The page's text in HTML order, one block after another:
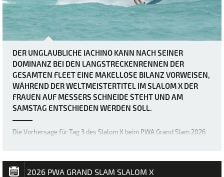
DER UNGLAUBLICHE IACHINO KANN NACH SEINER
DOMINANZ BEI DEN LANGSTRECKENRENNEN DER
GESAMTEN FLEET EINE MAKELLOSE BILANZ VORWEISEN,
WÄHREND DER WELTMEISTERTITEL IM SLALOM X DER
FRAUEN AUF MESSERS SCHNEIDE STEHT UND AM
SAMSTAG ENTSCHIEDEN WERDEN SOLL.
Die Vorhersage für Tag 3 des Slalom X beim PWA Grand Slam 2026
50 Knoten hätten sich viele wohl kaum vorstellen können, wie
brutal es in Sotavento manchmal zug…
2026 PWA GRAND SLAM SLALOM X